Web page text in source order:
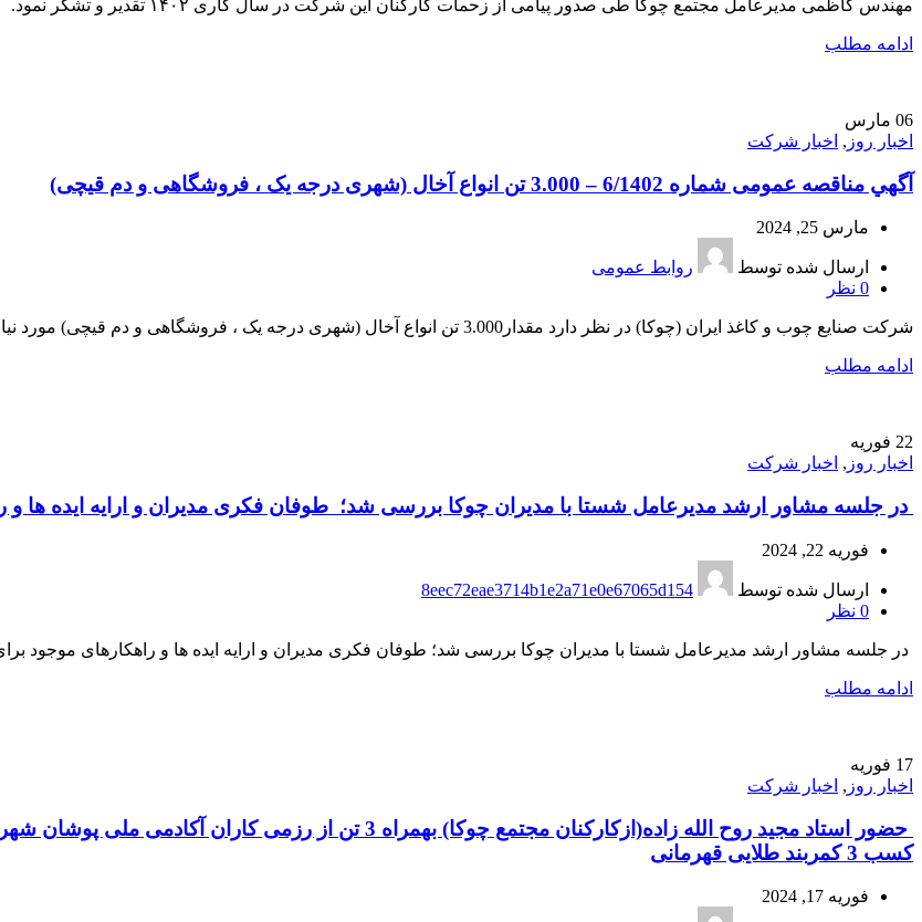
مهندس کاظمی مدیرعامل مجتمع چوکا طی صدور پیامی از زحمات کارکنان این شرکت در سال کاری ۱۴۰۲ تقدیر و تشکر نمود.
ادامه مطلب
06 مارس
اخبار روز , اخبار شرکت
آگهي مناقصه عمومی شماره 6/1402 – 3.000 تن انواع آخال (شهری درجه یک ، فروشگاهی و دم قیچی)
مارس 25, 2024
ارسال شده توسط
روابط عمومی
0 نظر
شركت صنايع چوب و كاغذ ايران (چوكا) در نظر دارد مقدار3.000 تن انواع آخال (شهری درجه یک ، فروشگاهی و دم قیچی) مورد نیاز خود را بصورت میان...
ادامه مطلب
22 فوریه
اخبار روز , اخبار شرکت
در جلسه مشاور ارشد مدیرعامل شستا با مدیران چوکا بررسی شد؛ طوفان فکری مدیران و ارایه ایده ها و
فوریه 22, 2024
ارسال شده توسط
8eec72eae3714b1e2a71e0e67065d154
0 نظر
در جلسه مشاور ارشد مدیرعامل شستا با مدیران چوکا بررسی شد؛ طوفان فکری مدیران و ارایه ایده ها و راهکارهای موجود
ادامه مطلب
17 فوریه
اخبار روز , اخبار شرکت
حضور استاد مجید روح الله زاده(ازکارکنان مجتمع چوکا) بهمراه 3
کسب 3 کمربند طلایی قهرمانی
فوریه 17, 2024